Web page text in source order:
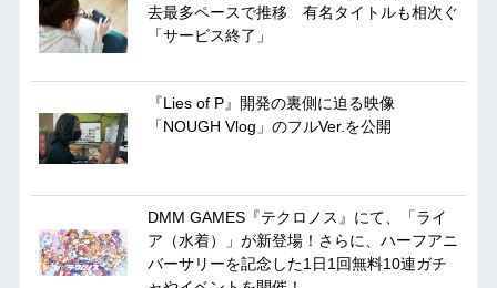
去最多ペースで推移 有名タイトルも相次ぐ
「サービス終了」
『Lies of P』開発の裏側に迫る映像
「NOUGH Vlog」のフルVer.を公開
DMM GAMES『テクロノス』にて、「ライ
ア（水着）」が新登場！さらに、ハーフアニ
バーサリーを記念した1日1回無料10連ガチ